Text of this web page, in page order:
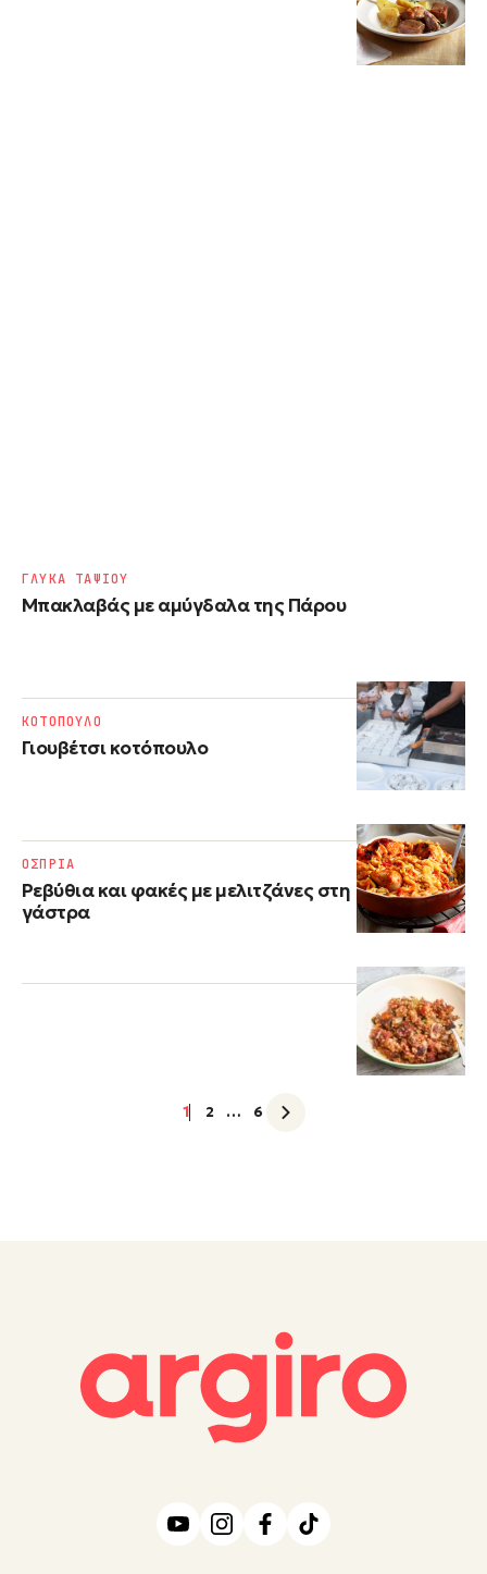
Μπακλαβάς με αμύγδαλα της Πάρου
ΓΛΥΚΑ ΤΑΨΙΟΥ
Γιουβέτσι κοτόπουλο
ΚΟΤΟΠΟΥΛΟ
Ρεβύθια και φακές με μελιτζάνες στη
γάστρα
ΟΣΠΡΙΑ
1 2 … 6